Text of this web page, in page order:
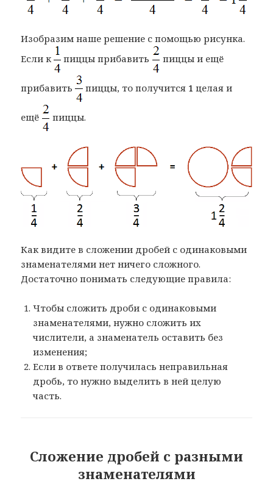
Изобразим наше решение с помощью рисунка.
Если к
пиццы прибавить пиццы и ещё
прибавить пиццы, то получится 1 целая и
ещё пиццы.
Как видите в сложении дробей с одинаковыми
знаменателями нет ничего сложного.
Достаточно понимать следующие правила:
Чтобы сложить дроби с одинаковыми
знаменателями, нужно сложить их
числители, а знаменатель оставить без
изменения;
Если в ответе получилась неправильная
дробь, то нужно выделить в ней целую
часть.
Сложение дробей с разными
знаменателями